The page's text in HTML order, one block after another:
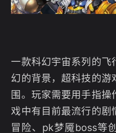
一款科幻宇宙系列的飞
幻的背景，超科技的游
围。玩家需要用手指
戏中有目前最流行的剧
冒险、pk梦魇boss等